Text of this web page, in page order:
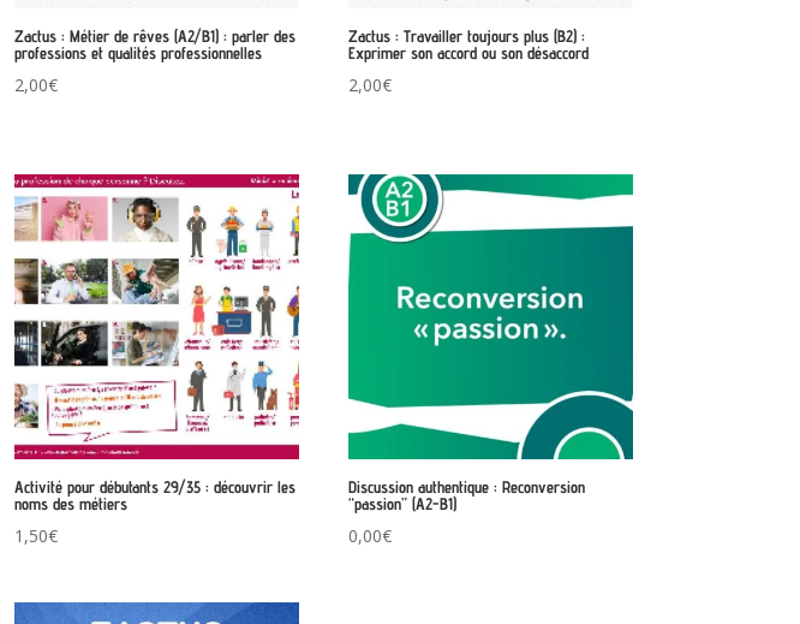
Zactus : Métier de rêves (A2/B1) : parler des
professions et qualités professionnelles
2,00€
Zactus : Travailler toujours plus (B2) :
Exprimer son accord ou son désaccord
2,00€
Activité pour débutants 29/35 : découvrir les
noms des métiers
1,50€
Discussion authentique : Reconversion
“passion” (A2-B1)
0,00€